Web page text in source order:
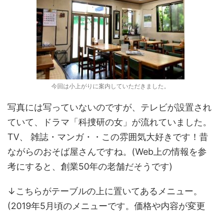
今回は小上がりに案内していただきました。
写真には写っていないのですが、テレビが設置され
ていて、ドラマ「科捜研の女」が流れていました。
TV、 雑誌・マンガ・・この雰囲気大好きです！昔
ながらのおそば屋さんですね。(Web上の情報を参
考にすると、創業50年の老舗だそうです)
↓こちらがテーブルの上に置いてあるメニュー。
(2019年5月頃のメニューです。価格や内容が変更